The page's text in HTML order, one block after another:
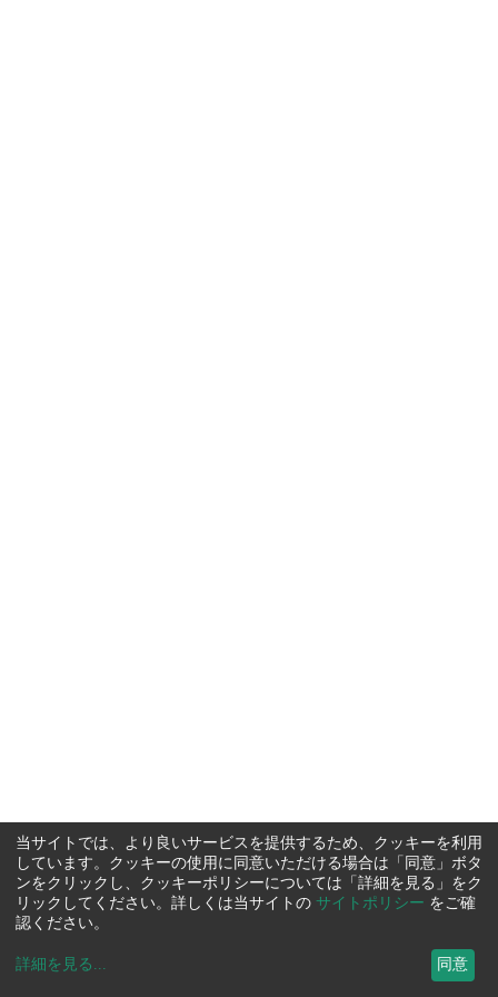
当サイトでは、より良いサービスを提供するため、クッキーを利用
しています。クッキーの使用に同意いただける場合は「同意」ボタ
ンをクリックし、クッキーポリシーについては「詳細を見る」をク
リックしてください。詳しくは当サイトの サイトポリシー をご確
認ください。
詳細を見る ... 同意